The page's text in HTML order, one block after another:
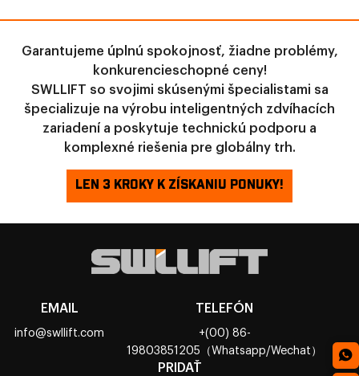
Garantujeme úplnú spokojnosť, žiadne problémy,
konkurencieschopné ceny!
SWLLIFT so svojimi skúsenými špecialistami sa
špecializuje na výrobu inteligentných zdvíhacích
zariadení a poskytuje technickú podporu a
komplexné riešenia pre globálny trh.
LEN 3 KROKY K ZÍSKANIU PONUKY!
EMAIL
info@swllift.com
TELEFÓN
+(00) 86-
19803851205（Whatsapp/Wechat）
PRIDAŤ